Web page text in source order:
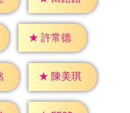
★ 許常德
★ 陳美琪